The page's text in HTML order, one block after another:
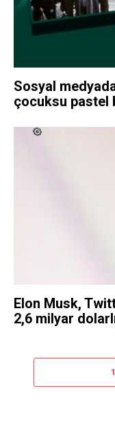
Sosyal
çocuksu pastel
Elon Musk,
2,6 milyar